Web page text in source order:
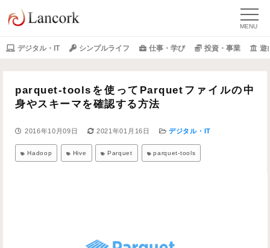
デジタル・IT シンプルライフ 仕事・学び 投資・事業 遊
parquet-toolsを使ってParquetファイルの中
身やスキーマを確認する方法
2016年10月09日 2021年01月16日 デジタル・IT
Hadoop Hive Parquet parquet-tools